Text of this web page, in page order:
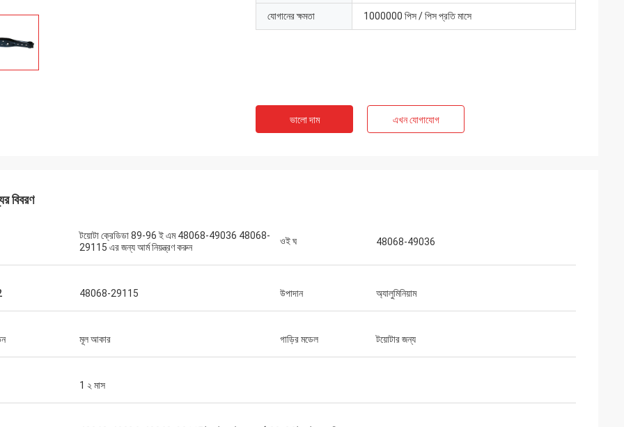
যোগানের ক্ষমতা 1000000 পিস / পিস প্রতি মাসে
ভালো দাম এখন যোগাযোগ
বিবরণ
টয়োটা ক্রেডিডা 89-96 ই এম 48068-49036 48068-
29115 এর জন্য আর্ম নিয়ন্ত্রণ করুন
ওই ঘ 48068-49036
48068-29115 উপাদান অ্যালুমিনিয়াম
মূল আকার গাড়ির মডেল টয়োটার জন্য
1 ২ মাস